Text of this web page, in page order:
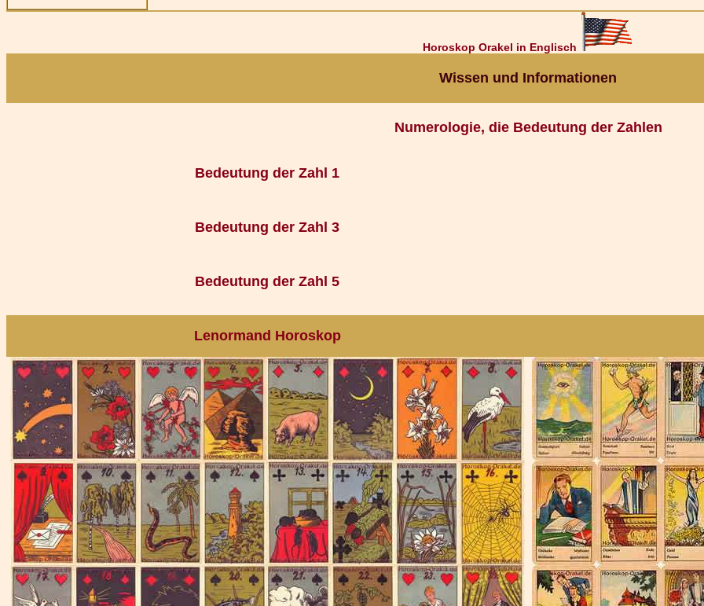
Horoskop Orakel in Englisch
Wissen und Informationen
Numerologie, die Bedeutung der Zahlen
Bedeutung der Zahl 1
Bedeutung der Zahl 3
Bedeutung der Zahl 5
Lenormand Horoskop